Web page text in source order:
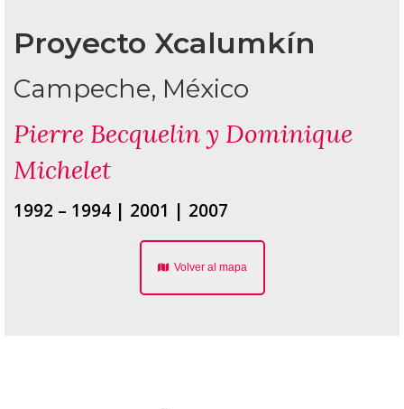
Proyecto Xcalumkín
Campeche, México
Pierre Becquelin y Dominique
Michelet
1992 – 1994 | 2001 | 2007
Volver al mapa